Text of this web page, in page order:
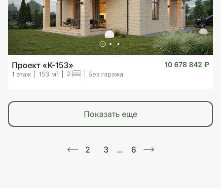
Проект «K-153» 10 678 842 ₽
1 этаж 153 м2 2 Без гаража
показать еще
2 3 ... 6